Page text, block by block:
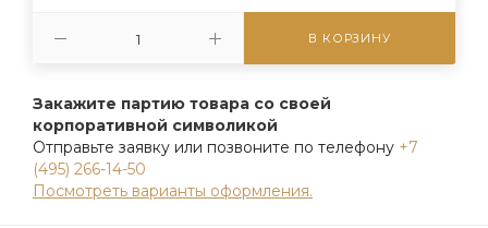
В КОРЗИНУ
Закажите партию товара со своей
корпоративной символикой
Отправьте заявку или позвоните по телефону +7
(495) 266-14-50
Посмотреть варианты оформления.